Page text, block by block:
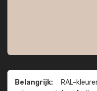
Belangrijk: RAL-